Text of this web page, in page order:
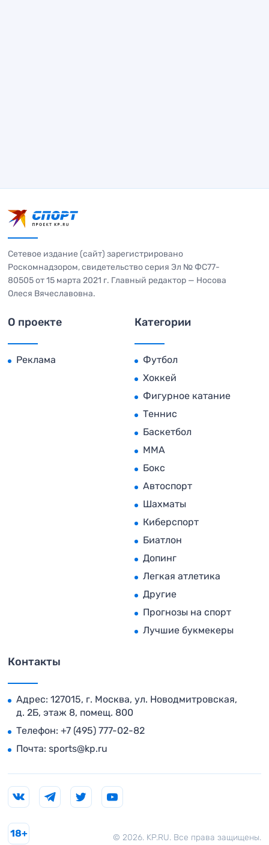
Сетевое издание (сайт) зарегистрировано
Роскомнадзором, свидетельство серия Эл № ФС77-
80505 от 15 марта 2021 г. Главный редактор — Носова
Олеся Вячеславовна.
О проекте
Реклама
Категории
Футбол
Хоккей
Фигурное катание
Теннис
Баскетбол
MMA
Бокс
Автоспорт
Шахматы
Киберспорт
Биатлон
Допинг
Легкая атлетика
Другие
Прогнозы на спорт
Лучшие букмекеры
Контакты
Адрес: 127015, г. Москва, ул. Новодмитровская,
д. 2Б, этаж 8, помещ. 800
Телефон: +7 (495) 777-02-82
Почта: sports@kp.ru
© 2026. KP.RU. Все права защищены.
18+